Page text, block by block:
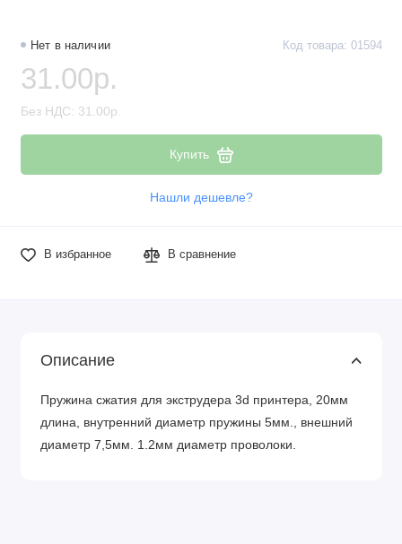
Нет в наличии Код товара: 01594
31.00р.
Без НДС: 31.00р.
Купить
Нашли дешевле?
В избранное В сравнение
Описание
Пружина сжатия для экструдера 3d принтера, 20мм
длина, внутренний диаметр пружины 5мм., внешний
диаметр 7,5мм. 1.2мм диаметр проволоки.